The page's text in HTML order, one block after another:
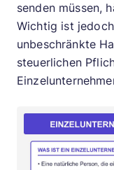
senden müssen,
Wichtig ist
unbeschränkte
steuerlichen